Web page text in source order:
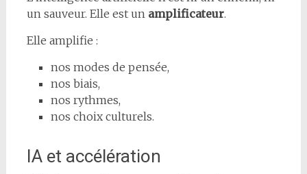
un sauveur. Elle est un amplificateur.
Elle amplifie :
nos modes de pensée,
nos biais,
nos rythmes,
nos choix culturels.
IA et accélération